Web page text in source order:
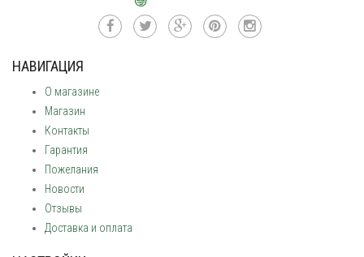
НАВИГАЦИЯ
О магазине
Магазин
Контакты
Гарантия
Пожелания
Новости
Отзывы
Доставка и оплата